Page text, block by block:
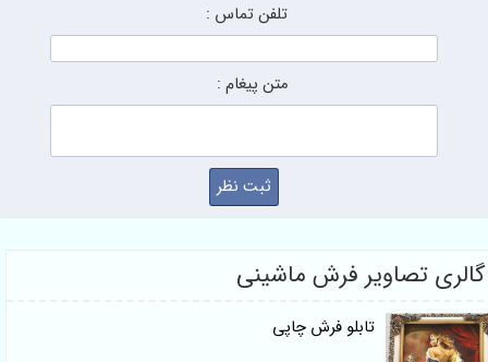
تلفن تماس :
متن پیغام :
گالری تصاویر فرش ماشینی
تابلو فرش چاپی